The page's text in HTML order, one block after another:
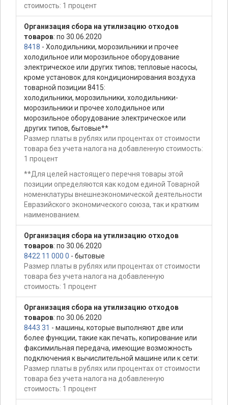
стоимость: 1 процент
Организация сбора на утилизацию отходов
товаров: по 30.06.2020
8418 - Холодильники, морозильники и прочее
холодильное или морозильное оборудование
электрическое или других типов; тепловые насосы,
кроме установок для кондиционирования воздуха
товарной позиции 8415:
холодильники, морозильники, холодильники-
морозильники и прочее холодильное или
морозильное оборудование электрическое или
других типов, бытовые**
Размер платы в рублях или процентах от стоимости
товара без учета налога на добавленную стоимость:
1 процент
**Для целей настоящего перечня товары этой
позиции определяются как кодом единой Товарной
номенклатуры внешнеэкономической деятельности
Евразийского экономического союза, так и кратким
наименованием.
Организация сбора на утилизацию отходов
товаров: по 30.06.2020
8422 11 000 0 - бытовые
Размер платы в рублях или процентах от стоимости
товара без учета налога на добавленную
стоимость: 1 процент
Организация сбора на утилизацию отходов
товаров: по 30.06.2020
8443 31 - машины, которые выполняют две или
более функции, такие как печать, копирование или
факсимильная передача, имеющие возможность
подключения к вычислительной машине или к сети:
Размер платы в рублях или процентах от стоимости
товара без учета налога на добавленную
стоимость: 1 процент